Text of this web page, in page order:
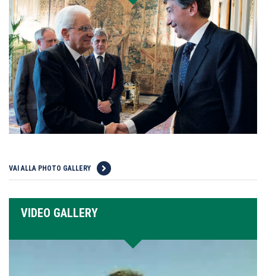
VAI ALLA PHOTO GALLERY
VIDEO GALLERY